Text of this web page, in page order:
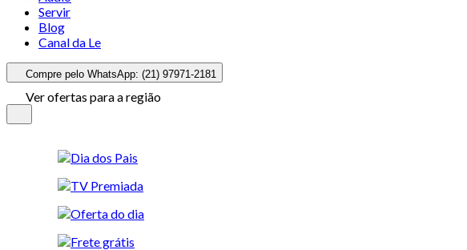
Servir
Blog
Canal da Le
Compre pelo WhatsApp: (21) 97971-2181
Ver ofertas para a região